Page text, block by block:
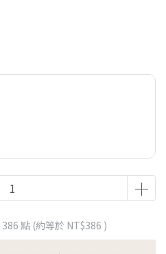
386 點 (約等於 NT$386 )